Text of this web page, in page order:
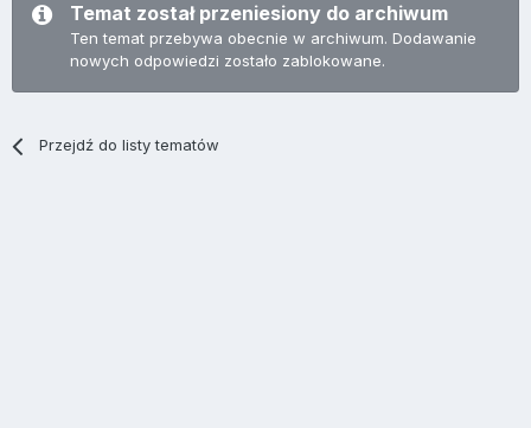
Temat został przeniesiony do archiwum
Ten temat przebywa obecnie w archiwum. Dodawanie
nowych odpowiedzi zostało zablokowane.
Przejdź do listy tematów